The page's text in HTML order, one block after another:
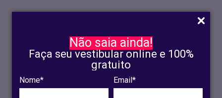
Não saia ainda!
Faça seu vestibular online e 100%
gratuito
Nome* Email*
INSCRIÇÃO